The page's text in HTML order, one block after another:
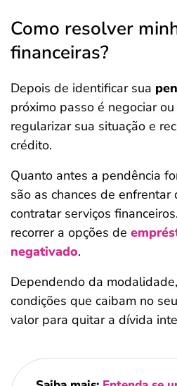
Como resolver
financeiras?
Depois de identificar sua
próximo passo é negociar ou
regularizar sua situação e
crédito.
Quanto antes a pendência
são as chances de
contratar serviços
recorrer a opções de
negativado.
Dependendo da
condições que caibam no
valor para quitar a dívida